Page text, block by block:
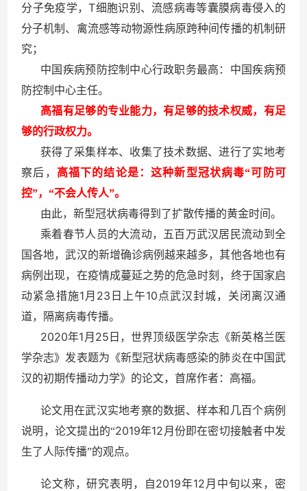
分子免疫学，T细胞识别、流感病毒等囊膜病毒侵入的
分子机制、禽流感等动物源性病原跨种间传播的机制研
究；
中国疾病预防控制中心行政职务最高：中国疾病预
防控制中心主任。
高福有足够的专业能力，有足够的技术权威，有足
够的行政权力。
获得了采集样本、收集了技术数据、进行了实地考
察后， 高福下的结论是：这种新型冠状病毒“可防可
控”，“不会人传人”。
由此，新型冠状病毒得到了扩散传播的黄金时间。
乘着春节人员的大流动，五百万武汉居民流动到全
国各地，武汉的新增确诊病例越来越多，其他各地也有
病例出现，在疫情成蔓延之势的危急时刻，终于国家启
动紧急措施1 月 23 日上午10 点武汉封城，关闭离汉通
道，隔离病毒传播。
2020年1 月 25 日，世界顶级医学杂志《新英格兰医
学杂志》发表题为《新型冠状病毒感染的肺炎在中国武
汉的初期传播动力学》的论文，首席作者：高福。
论文用在武汉实地考察的数据、样本和几百个病例
说明，论文提出的“2019年12 月份即在密切接触者中发
生了人际传播”的观点。
论文称，研究表明，自2019年12 月中旬以来，密